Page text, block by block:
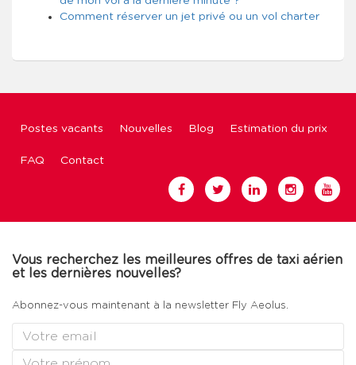
Comment réserver un jet privé ou un vol charter
Postes vacants Nouvelles Blog Estimation du prix
FAQ Contact
Vous recherchez les meilleures offres de taxi aérien
et les dernières nouvelles?
Abonnez-vous maintenant à la newsletter Fly Aeolus.